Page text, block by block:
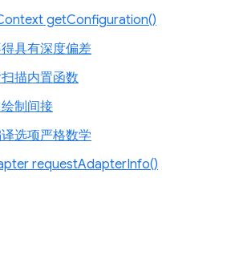
getConfiguration()
具有深度偏差
描内置函数
制间接
选项严格数学
requestAdapterInfo()